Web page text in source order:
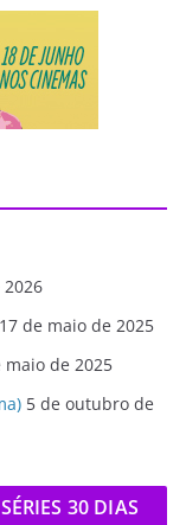
17 de maio de 2025
maio de 2025
5 de outubro de
30 DIAS